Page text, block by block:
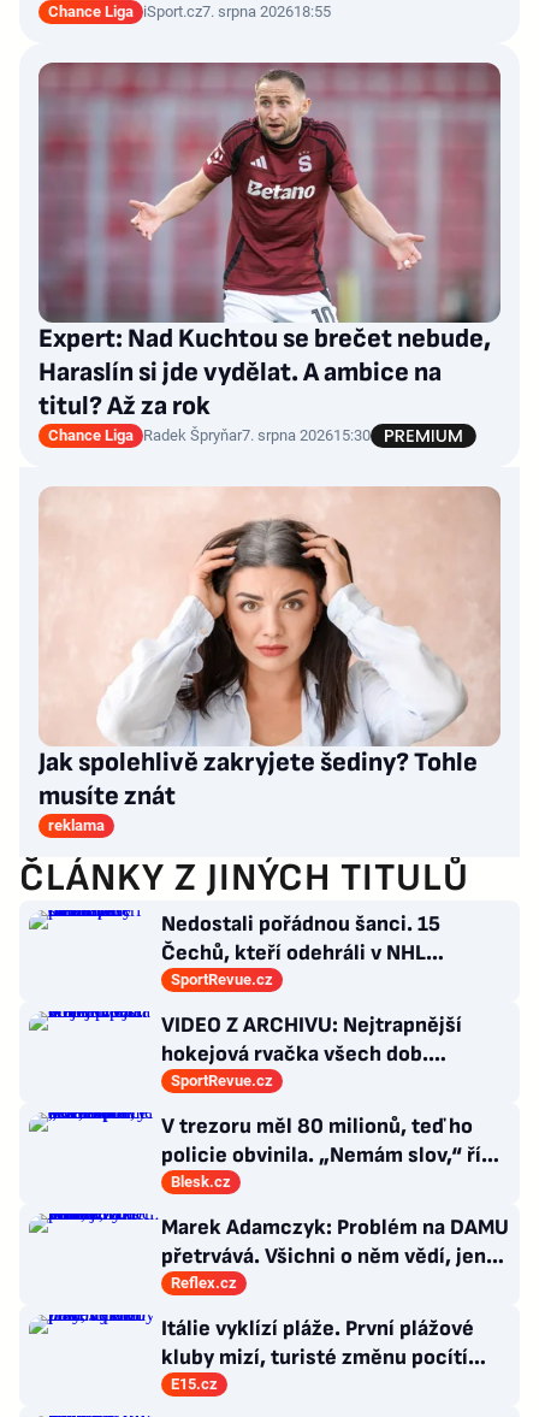
Chance Liga iSport.cz7. srpna 202618:55
Expert: Nad Kuchtou se brečet nebude,
Haraslín si jde vydělat. A ambice na
titul? Až za rok
Chance Liga Radek Špryňar7. srpna 202615:30
Jak spolehlivě zakryjete šediny? Tohle
musíte znát
reklama
ČLÁNKY Z JINÝCH TITULŮ
Nedostali pořádnou šanci. 15
Čechů, kteří odehráli v NHL
maximálně dva zápasy
SportRevue.cz
VIDEO Z ARCHIVU: Nejtrapnější
hokejová rvačka všech dob.
Nepadla v ní ani rána
SportRevue.cz
V trezoru měl 80 milionů, teď ho
policie obvinila. „Nemám slov,“ říká
exšéf Správy železnic
Blesk.cz
Marek Adamczyk: Problém na DAMU
přetrvává. Všichni o něm vědí, jen
moc nevědí, co s ním
Reflex.cz
Itálie vyklízí pláže. První plážové
kluby mizí, turisté změnu pocítí
brzy
E15.cz